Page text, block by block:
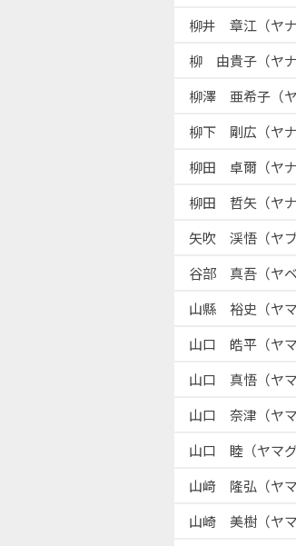
柳井 章江（ヤ
柳 由貴子（ヤ
柳澤 亜希子（
柳下 剛広（ヤ
柳田 卓爾（ヤ
柳田 哲矢（ヤ
矢吹 渓悟（ヤ
谷部 真吾（ヤ
山縣 裕史（ヤ
山口 皓平（ヤ
山口 真悟（ヤ
山口 奈津（ヤ
山口 睦（ヤマ
山﨑 隆弘（ヤ
山崎 美樹（ヤ